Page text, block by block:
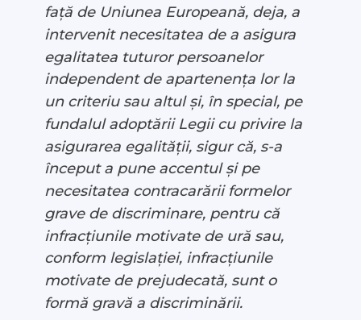
față de Uniunea Europeană, deja, a
intervenit necesitatea de a asigura
egalitatea tuturor persoanelor
independent de apartenența lor la
un criteriu sau altul și, în special, pe
fundalul adoptării Legii cu privire la
asigurarea egalității, sigur că, s-a
început a pune accentul și pe
necesitatea contracarării formelor
grave de discriminare, pentru că
infracțiunile motivate de ură sau,
conform legislației, infracțiunile
motivate de prejudecată, sunt o
formă gravă a discriminării.